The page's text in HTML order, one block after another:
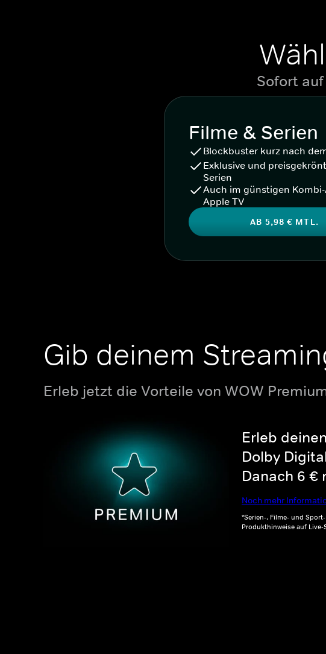
Sofort
Filme & Serien
Blockbuster kurz nach
Exklusive und
Serien
Auch im günstigen
Apple TV
AB 5,98 € MTL.
Gib deinem
Erleb jetzt die Vorteile von WOW
Erleb
Dolby
Danach 6 €
Noch mehr
*Serien-, Filme- und
Produkthinweise auf